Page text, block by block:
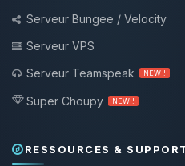
Serveur Bungee / Velocity
Serveur VPS
Serveur Teamspeak
NEW !
Super Choupy NEW !
RESSOURCES &